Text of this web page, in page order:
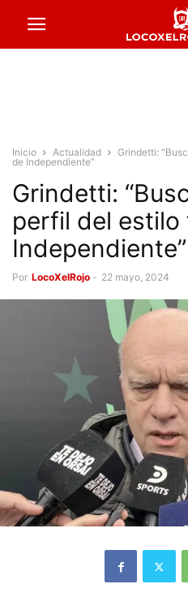
Inicio Actualidad
Grindetti:
de Independiente”
Grindetti:
perfil del
Independiente”
Por LocoXelRojo - 22 mayo, 2024